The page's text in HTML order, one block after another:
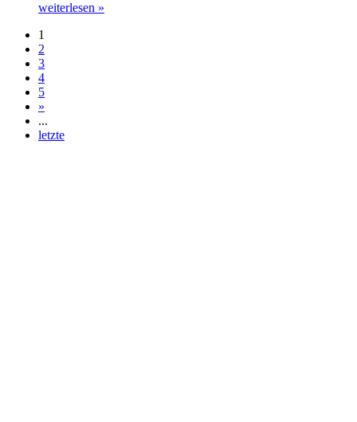
weiterlesen »
1
2
3
4
5
»
...
letzte